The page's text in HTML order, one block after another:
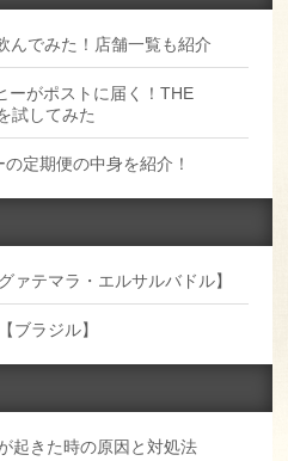
んでみた！店舗一覧も紹介
ーがポストに届く！THE
試してみた
定期便の中身を紹介！
ァテマラ・エルサルバドル】
ブラジル】
起きた時の原因と対処法